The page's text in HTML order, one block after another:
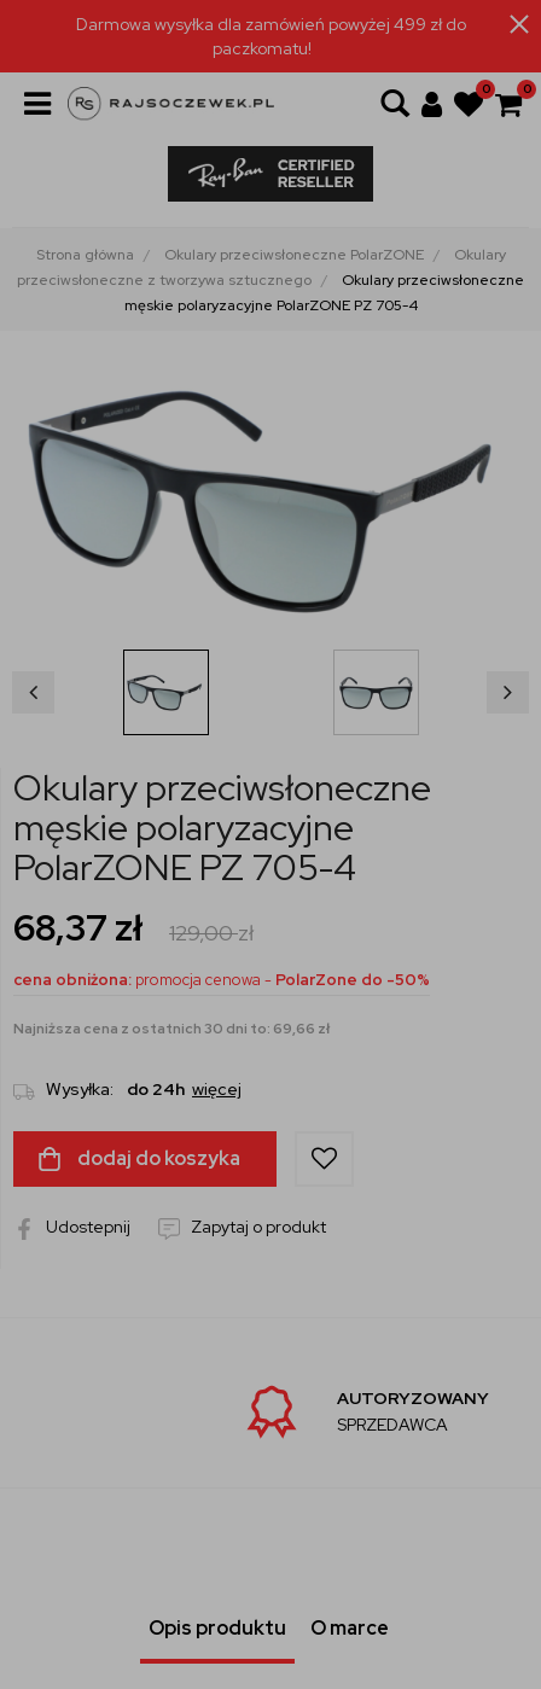
Darmowa wysyłka dla zamówień powyżej 499 zł do
paczkomatu!
0 0
Strona główna Okulary przeciwsłoneczne PolarZONE
Okulary
przeciwsłoneczne z tworzywa sztucznego
Okulary przeciwsłoneczne
męskie polaryzacyjne PolarZONE PZ 705-4
Okulary przeciwsłoneczne
męskie polaryzacyjne
PolarZONE PZ 705-4
68,37 zł 129,00zł
cena obniżona: promocja cenowa - PolarZone do -50%
Najniższa cena z ostatnich 30 dni to: 69,66 zł
Wysyłka: do 24h więcej
dodaj do koszyka
Udostepnij Zapytaj o produkt
AUTORYZOWANY
SPRZEDAWCA
Opis produktu O marce